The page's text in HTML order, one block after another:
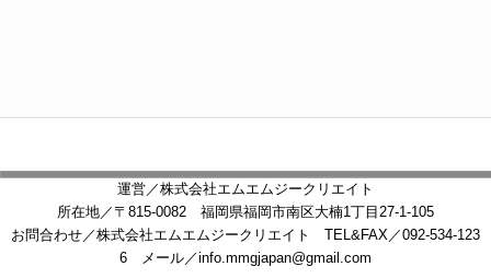
運営／株式会社エムエムジークリエイト
所在地／〒815-0082 福岡県福岡市南区大楠1丁目27-1-105
お問合わせ／株式会社エムエムジークリエイト TEL&FAX／092-534-123
6 メール／info.mmgjapan@gmail.com